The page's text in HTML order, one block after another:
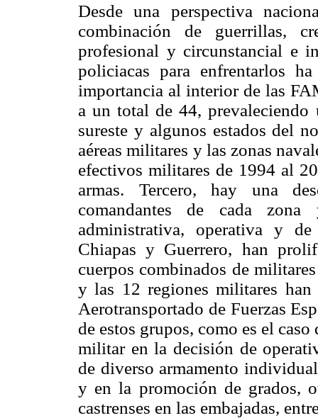
Desde una perspectiva
combinación de guerrillas,
profesional y circunstancial e
policiacas para enfrentarlos
importancia al interior de las
a un total de 44,
sureste y algunos estados del
aéreas militares y las zonas
efectivos militares de 1994 al
armas. Tercero, hay una
comandantes de cada
administrativa, operativa y
Chiapas y Guerrero, han
cuerpos combinados de
y las 12 regiones militares
Aerotransportado de Fuerzas
de estos grupos, como es el
militar en la decisión de
de diverso armamento
y en la promoción de grados,
castrenses en las embajadas,